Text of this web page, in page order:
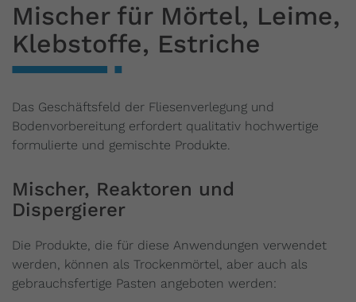
Mischer für Mörtel, Leime,
Klebstoffe, Estriche
Das Geschäftsfeld der Fliesenverlegung und
Bodenvorbereitung erfordert qualitativ hochwertige
formulierte und gemischte Produkte.
Mischer, Reaktoren und
Dispergierer
Die Produkte, die für diese Anwendungen verwendet
werden, können als Trockenmörtel, aber auch als
gebrauchsfertige Pasten angeboten werden: